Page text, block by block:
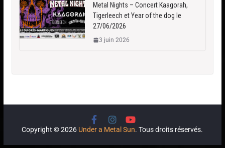
Metal Nights – Concert Kaagorah,
Tigerleech et Year of the dog le
27/06/2026
3 juin 2026
Copyright © 2026 Under a Metal Sun. Tous droits réservés.